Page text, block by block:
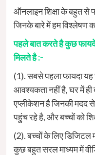
ऑनलाइन शिक्षा के बहुत से
जिनके बारे में हम विश्लेषण
पहले बात करते है कुछ फायदे
मिलते है :-
(1). सबसे पहला फायदा यह
आवश्यकता नहीं है, घर में ही
एप्लीकेशन है जिनकी मदद
पहुंच रहे है, और बच्चों को
(2). बच्चों के लिए डिजिटल
कुछ बहुत सरल माध्यम में